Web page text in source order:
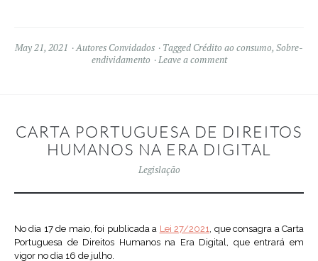
May 21, 2021 Autores Convidados Tagged Crédito ao consumo, Sobre-
endividamento
Leave a comment
CARTA PORTUGUESA DE DIREITOS
HUMANOS NA ERA DIGITAL
Legislação
No dia 17 de maio, foi publicada a Lei 27/2021, que consagra a Carta
Portuguesa de Direitos Humanos na Era Digital, que entrará em
vigor no dia 16 de julho.